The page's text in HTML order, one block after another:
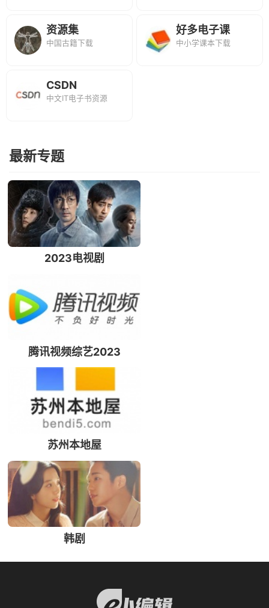
资源集
中国古籍下载
好多电子课
中小学课本下载
CSDN
中文IT电子书资源
最新专题
2023电视剧
腾讯视频综艺2023
苏州本地屋
韩剧